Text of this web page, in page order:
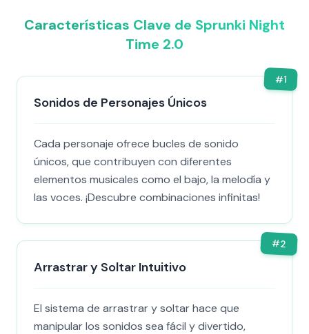
Características Clave de Sprunki Night
Time 2.0
#1
Sonidos de Personajes Únicos
Cada personaje ofrece bucles de sonido
únicos, que contribuyen con diferentes
elementos musicales como el bajo, la melodía y
las voces. ¡Descubre combinaciones infinitas!
#2
Arrastrar y Soltar Intuitivo
El sistema de arrastrar y soltar hace que
manipular los sonidos sea fácil y divertido,